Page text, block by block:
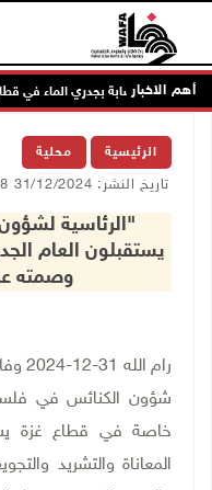
أهم الاخبار
الرئيسية محلية
تاريخ النشر: 31/12/2024 01:08 م
"الرئاسية
يستقبلون العام
وصمته
رام
شؤون الكنائس في
خاصة في قطاع غزة
المعاناة والتشريد